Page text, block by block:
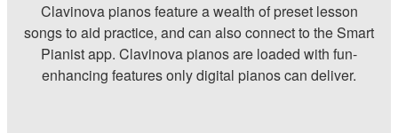
Clavinova pianos feature a wealth of preset lesson
songs to aid practice, and can also connect to the Smart
Pianist app. Clavinova pianos are loaded with fun-
enhancing features only digital pianos can deliver.